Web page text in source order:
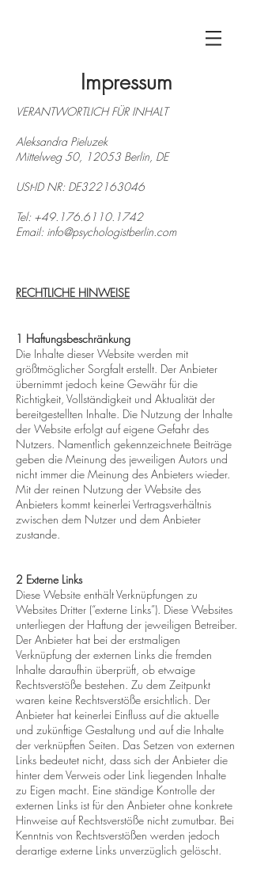
Impressum
VERANTWORTLICH FÜR INHALT
Aleksandra Pieluzek
Mittelweg 50, 12053 Berlin, DE
USt-ID NR: DE322163046
Tel: +49.176.6110.1742
Email: info@psychologistberlin.com
RECHTLICHE HINWEISE
1 Haftungsbeschränkung
Die Inhalte dieser Website werden mit
größtmöglicher Sorgfalt erstellt. Der Anbieter
übernimmt jedoch keine Gewähr für die
Richtigkeit, Vollständigkeit und Aktualität der
bereitgestellten Inhalte. Die Nutzung der Inhalte
der Website erfolgt auf eigene Gefahr des
Nutzers. Namentlich gekennzeichnete Beiträge
geben die Meinung des jeweiligen Autors und
nicht immer die Meinung des Anbieters wieder.
Mit der reinen Nutzung der Website des
Anbieters kommt keinerlei Vertragsverhältnis
zwischen dem Nutzer und dem Anbieter
zustande.
2 Externe Links
Diese Website enthält Verknüpfungen zu
Websites Dritter (“externe Links”). Diese Websites
unterliegen der Haftung der jeweiligen Betreiber.
Der Anbieter hat bei der erstmaligen
Verknüpfung der externen Links die fremden
Inhalte daraufhin überprüft, ob etwaige
Rechtsverstöße bestehen. Zu dem Zeitpunkt
waren keine Rechtsverstöße ersichtlich. Der
Anbieter hat keinerlei Einfluss auf die aktuelle
und zukünftige Gestaltung und auf die Inhalte
der verknüpften Seiten. Das Setzen von externen
Links bedeutet nicht, dass sich der Anbieter die
hinter dem Verweis oder Link liegenden Inhalte
zu Eigen macht. Eine ständige Kontrolle der
externen Links ist für den Anbieter ohne konkrete
Hinweise auf Rechtsverstöße nicht zumutbar. Bei
Kenntnis von Rechtsverstößen werden jedoch
derartige externe Links unverzüglich gelöscht.